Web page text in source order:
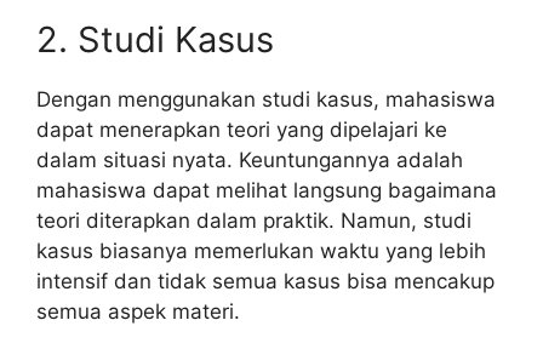
2. Studi Kasus
Dengan menggunakan studi kasus, mahasiswa
dapat menerapkan teori yang dipelajari ke
dalam situasi nyata. Keuntungannya adalah
mahasiswa dapat melihat langsung bagaimana
teori diterapkan dalam praktik. Namun, studi
kasus biasanya memerlukan waktu yang lebih
intensif dan tidak semua kasus bisa mencakup
semua aspek materi.